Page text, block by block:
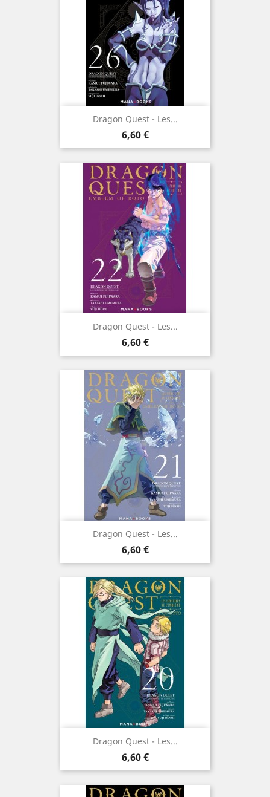
Dragon Quest - Les...
Prix
6,60 €
Dragon Quest - Les...
Prix
6,60 €
Dragon Quest - Les...
Prix
6,60 €
Dragon Quest - Les...
Prix
6,60 €